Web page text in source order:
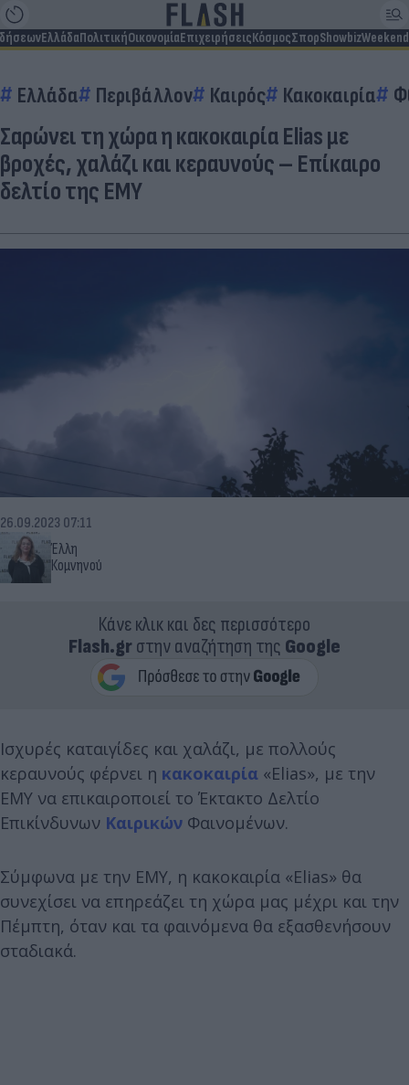
ΕλλάδαΠολιτικήΟικονομίαΕπιχειρήσειςΚόσμοςΣπορShowbizWeekend
Ελλάδα Περιβάλλον Καιρός Κακοκαιρία
Σαρώνει τη χώρα η κακοκαιρία Elias με
βροχές, χαλάζι και κεραυνούς – Επίκαιρο
δελτίο της ΕΜΥ
Έλλη
Κομνηνού
26.09.2023 07:11
Κάνε κλικ και δες περισσότερο
Flash.grστην αναζήτηση της Google
Ισχυρές καταιγίδες και χαλάζι, με πολλούς
κεραυνούς φέρνει η κακοκαιρία «Elias», με την
ΕΜΥ να επικαιροποιεί το Έκτακτο Δελτίο
Επικίνδυνων Καιρικών Φαινομένων.
Σύμφωνα με την ΕΜΥ, η κακοκαιρία «Elias» θα
συνεχίσει να επηρεάζει τη χώρα μας μέχρι και την
Πέμπτη, όταν και τα φαινόμενα θα εξασθενήσουν
σταδιακά.